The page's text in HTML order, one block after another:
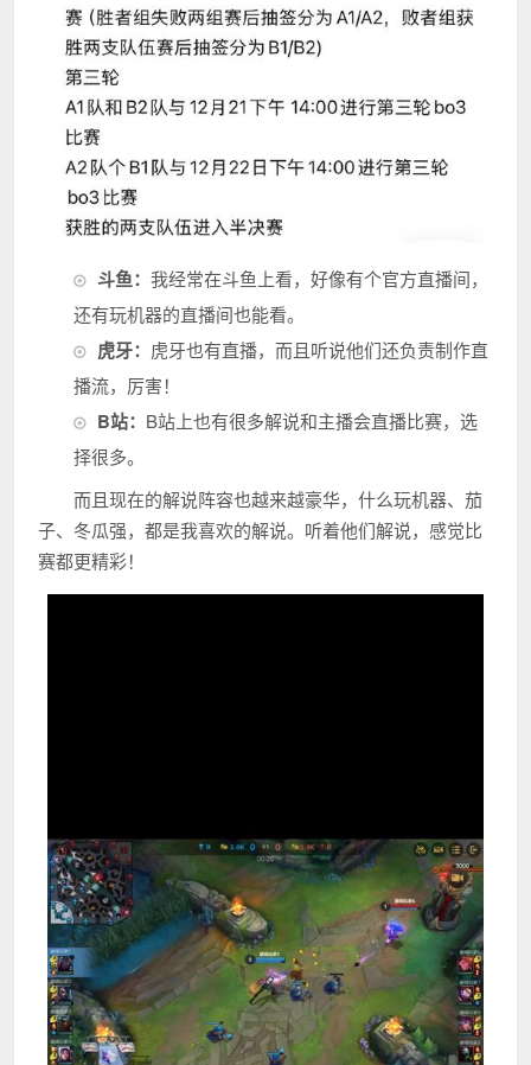
斗鱼：我经常在斗鱼上看，好像有个官方直播间，
还有玩机器的直播间也能看。
虎牙： 虎牙也有直播，而且听说他们还负责制作直
播流，厉害！
B站： B站上也有很多解说和主播会直播比赛，选
择很多。
而且现在的解说阵容也越来越豪华，什么玩机器、茄
子、冬瓜强，都是我喜欢的解说。听着他们解说，感觉比
赛都更精彩！